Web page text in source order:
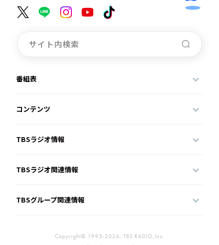
番組表
コンテンツ
TBSラジオ情報
TBSラジオ関連情報
TBSグループ関連情報
Copyright© 1995-2026, TBS RADIO,Inc.